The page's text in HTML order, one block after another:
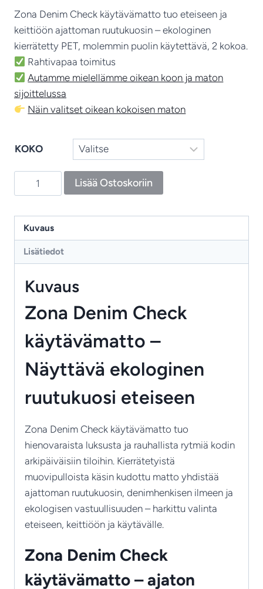
-
€369.00
Zona Denim Check käytävämatto tuo eteiseen ja
keittiöön ajattoman ruutukuosin – ekologinen
kierrätetty PET, molemmin puolin käytettävä, 2 kokoa.
Rahtivapaa toimitus
Autamme mielellämme oikean koon ja maton
sijoittelussa
Näin valitset oikean kokoisen maton
KOKO
Denim
ajaton
valmistettu
käytävämatto
määrä
Lisää Ostoskoriin
Kuvaus
Lisätiedot
Kuvaus
Zona Denim Check
käytävämatto –
Näyttävä ekologinen
ruutukuosi eteiseen
Zona Denim Check käytävämatto tuo
hienovaraista luksusta ja rauhallista rytmiä kodin
arkipäiväisiin tiloihin. Kierrätetyistä
muovipulloista käsin kudottu matto yhdistää
ajattoman ruutukuosin, denimhenkisen ilmeen ja
ekologisen vastuullisuuden – harkittu valinta
eteiseen, keittiöön ja käytävälle.
Zona Denim Check
käytävämatto – ajaton